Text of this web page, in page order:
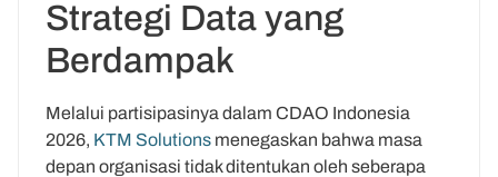
Strategi Data yang
Berdampak
Melalui partisipasinya dalam CDAO Indonesia
2026, KTM Solutions menegaskan bahwa masa
depan organisasi tidak ditentukan oleh seberapa